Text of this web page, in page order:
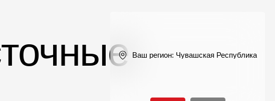
Контакты
Контроль качества кровли
Ваш регион: Чувашская Республика